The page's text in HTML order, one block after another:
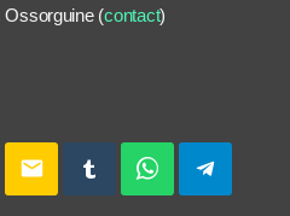
Ossorguine (contact)
email